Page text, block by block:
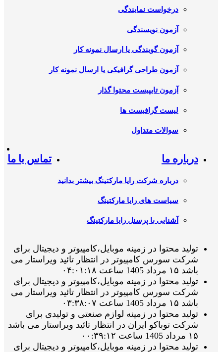
درخواست نمایندگی
آزمون نویسندگی
آزمون گویندگی یا ارسال نمونه کار
آزمون طراحی گرافیکی یا ارسال نمونه کار
آزمون تایپیست محتوا گذار
لیست گرافیست ها
سوالات متداول
درباره ما
درباره شرکت رایا مارکتینگ بیشتر بدانید
سیاست های رایا مارکتینگ
آشنایی با پرسنل رایا مارکتینگ
تماس با ما
تولید محتوا در زمینه موبایل،کامپیوتر و دیجیتال برای
شرکت سورس کامپیوتر در انتظار تائید ویراستار می
باشد ۱۵ مرداد 1405 ساعت ۰۴:۰۱:۱۸
تولید محتوا در زمینه موبایل،کامپیوتر و دیجیتال برای
شرکت سورس کامپیوتر در انتظار تائید ویراستار می
باشد ۱۵ مرداد 1405 ساعت ۰۳:۳۸:۰۷
تولید محتوا در زمینه لوازم صنعتی و تولیدی برای
شرکت توباکو ایران در انتظار تائید ویراستار می باشد
۱۵ مرداد 1405 ساعت ۰۰:۳۹:۱۲
تولید محتوا در زمینه موبایل،کامپیوتر و دیجیتال برای